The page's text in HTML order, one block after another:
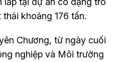
khoảng 176 tấn.
Chương, từ ngày cuối
nghiệp và Môi trường